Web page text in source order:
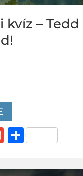
kvíz – Tedd
GmailOssza